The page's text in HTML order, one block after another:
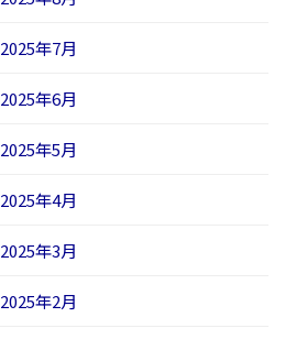
2025年7月
2025年6月
2025年5月
2025年4月
2025年3月
2025年2月